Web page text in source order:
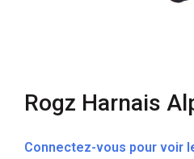
Rogz Harnais
Connectez-vous pour voir